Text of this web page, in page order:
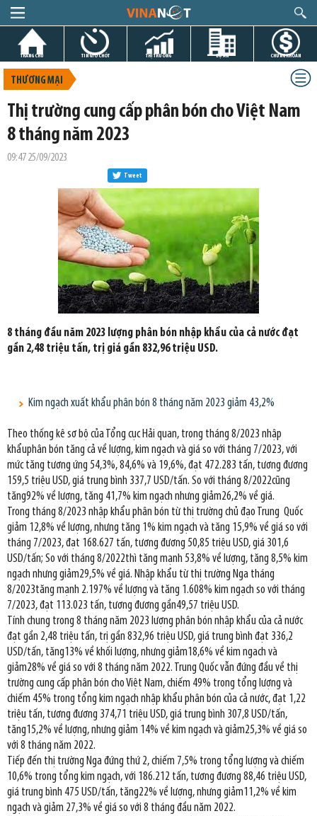
TRANG CHỦ TIN GIỜ CHÓT THỊ TRƯỜNG DỰ ÁN CHỨNG KHOÁN
THƯƠNG MẠI
Thị trường cung cấp phân bón cho Việt Nam
8 tháng năm 2023
09:47 25/09/2023
Tweet
8 tháng đầu năm 2023 lượng phân bón nhập khẩu của cả nước đạt
gần 2,48 triệu tấn, trị giá gần 832,96 triệu USD.
Kim ngạch xuất khẩu phân bón 8 tháng năm 2023 giảm 43,2%
Theo thống kê sơ bộ của Tổng cục Hải quan, trong tháng 8/2023 nhập
khẩuphân bón tăng cả về lượng, kim ngạch và giá so với tháng 7/2023, với
mức tăng tương ứng 54,3%, 84,6% và 19,6%, đạt 472.283 tấn, tương đương
159,5 triệu USD, giá trung bình 337,7 USD/tấn. So với tháng 8/2022cũng
tăng92% về lượng, tăng 41,7% kim ngạch nhưng giảm26,2% về giá.
Trong tháng 8/2023 nhập khẩu phân bón từ thị trường chủ đạo Trung Quốc
giảm 12,8% về lượng, nhưng tăng 1% kim ngạch và tăng 15,9% về giá so với
tháng 7/2023, đạt 168.627 tấn, tương đương 50,85 triệu USD, giá 301,6
USD/tấn; So với tháng 8/2022thì tăng mạnh 53,8% về lượng, tăng 8,5% kim
ngạch nhưng giảm29,5% về giá. Nhập khẩu từ thị trường Nga tháng
8/2023tăng mạnh 2.197% về lượng và tăng 1.608% kim ngạch so với tháng
7/2023, đạt 113.023 tấn, tương đương gần49,57 triệu USD.
Tính chung trong 8 tháng năm 2023 lượng phân bón nhập khẩu của cả nước
đạt gần 2,48 triệu tấn, trị gần 832,96 triệu USD, giá trung bình đạt 336,2
USD/tấn, tăng13% về khối lượng, nhưng giảm18,6% về kim ngach và
giảm28% về giá so với 8 tháng năm 2022. Trung Quốc vẫn đứng đầu về thị
trường cung cấp phân bón cho Việt Nam, chiếm 49% trong tổng lượng và
chiếm 45% trong tổng kim ngạch nhập khẩu phân bón của cả nước, đạt 1,22
triệu tấn, tương đương 374,71 triệu USD, giá trung bình 307,8 USD/tấn,
tăng15,2% về lượng, nhưng giảm 14% về kim ngạch và giảm25,3% về giá so
với 8 tháng năm 2022.
Tiếp đến thị trường Nga đứng thứ 2, chiếm 7,5% trong tổng lượng và chiếm
10,6% trong tổng kim ngạch, với 186.212 tấn, tương đương 88,46 triệu USD,
giá trung bình 475 USD/tấn, tăng22% về lượng, nhưng giảm11,2% về kim
ngạch và giảm 27,3% về giá so với 8 tháng đầu năm 2022.